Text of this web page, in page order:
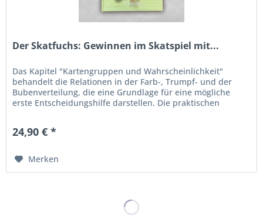
Der Skatfuchs: Gewinnen im Skatspiel mit...
Das Kapitel "Kartengruppen und Wahrscheinlichkeit"
behandelt die Relationen in der Farb-, Trumpf- und der
Bubenverteilung, die eine Grundlage für eine mögliche
erste Entscheidungshilfe darstellen. Die praktischen
24,90 € *
Merken